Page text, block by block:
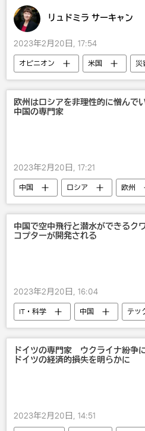
リュドミラ サーキャン
2023年2月20日, 17:54
オピニオン 米国 災
欧州はロシアを非理性的に憎んで
中国の専門家
2023年2月20日, 17:21
中国 ロシア 欧州
政治
ウクライナでの露特別
中国で空中飛行と潜水ができるク
コプターが開発される
2023年2月20日, 16:04
IT・科学 中国 テッ
ドイツの専門家 ウクライナ紛争
ドイツの経済的損失を明らかに
2023年2月20日, 14:51